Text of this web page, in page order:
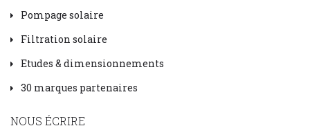
Pompage solaire
Filtration solaire
Etudes & dimensionnements
30 marques partenaires
NOUS ÉCRIRE